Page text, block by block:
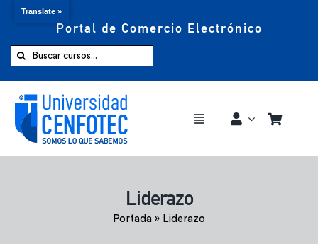
Portal de Comercio Electrónico
Buscar:
Toggle
Comprar ahora
Liderazo
Portada » Liderazo
Translate »